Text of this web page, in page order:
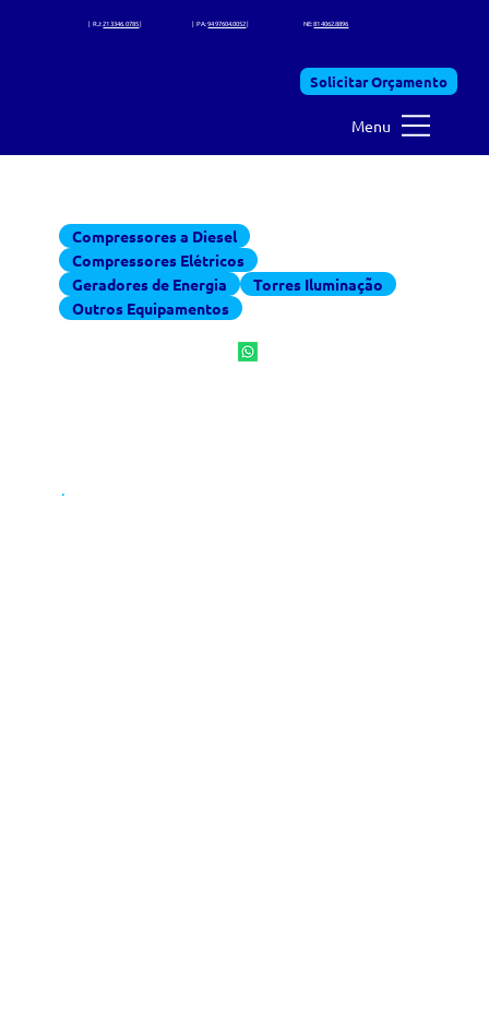
| RJ:21 3346. 0785 | PA:94 97604.0052 NE:81 4062.8896
Solicitar Orçamento
Menu
Compressores a Diesel
Compressores Elétricos
Geradores de Energia
Torres Iluminação
Outros Equipamentos